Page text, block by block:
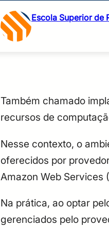
Escola Superior de
Também chamado
recursos de
Nesse contexto, o
oferecidos por
Amazon Web Services
Na prática, ao optar
gerenciados pelo